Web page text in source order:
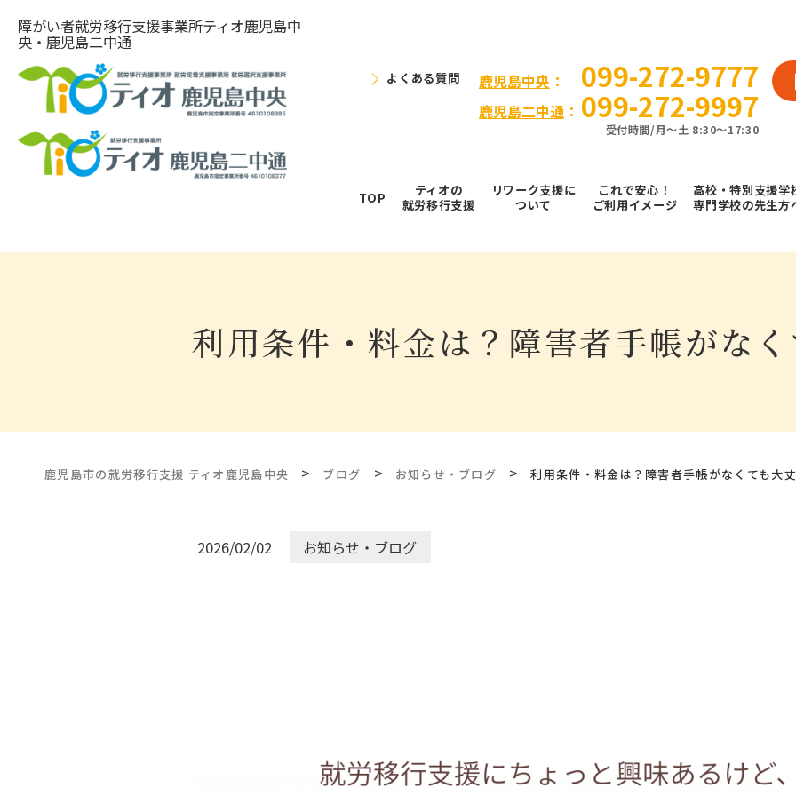
障がい者就労移⾏⽀援事業所ティオ⿅児島中
央・鹿児島二中通
よくある質問 ⿅児島中央 ： 099-272-9777
鹿児島二中通： 099-272-9997
受付時間/⽉〜⼟ 8:30～17:30
TOP
ティオの
就労移⾏⽀援
リワーク支援に
ついて
これで安⼼！
ご利⽤イメージ
高校・特別支援学
専門学校の先生方
利用条件・料金は？障害者手帳がな
鹿児島市の就労移行支援 ティオ鹿児島中央 > ブログ > お知らせ・ブログ > 利用条件・料金は？障害者手帳がなくても大
2026/02/02 お知らせ・ブログ